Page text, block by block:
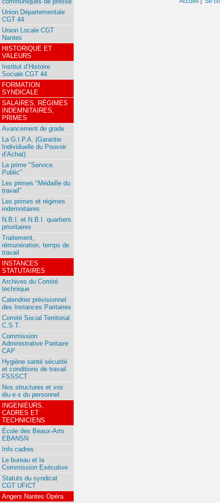
Union Départementale
CGT 44
Union Locale CGT
Nantes
HISTORIQUE ET
VALEURS
Institut d’Histoire
Sociale CGT 44
FORMATION
SYNDICALE
SALAIRES, RÉGIMES
INDEMNITAIRES,
PRIMES
Avancement de grade
La G.I.P.A. (Garantie
Individuelle du Pouvoir
d’Achat)
La prime "Service
Public"
Les primes "Médaille du
travail"
Les primes et régimes
indemnitaires
N.B.I. et N.B.I. quartiers
prioritaires
Traitement,
rémunération, temps de
travail
INSTANCES
STATUTAIRES
Archives du Comité
technique
Calendrier prévisionnel
des Instances Paritaires
Comité Social Territorial
C.S.T.
Commission
Administrative Paritaire
CAP
Hygiène santé sécurité
et conditions de travail
FSSSCT
Nos structures et vos
élu·e·s du personnel
INGENIEURS,
CADRES ET
TECHNICIENS
École des Beaux-Arts
EBANSN
Info cadres
Le bureau et la
Commission Exécutive
Statuts du syndicat
CGT UFICT
Angers Nantes Opéra